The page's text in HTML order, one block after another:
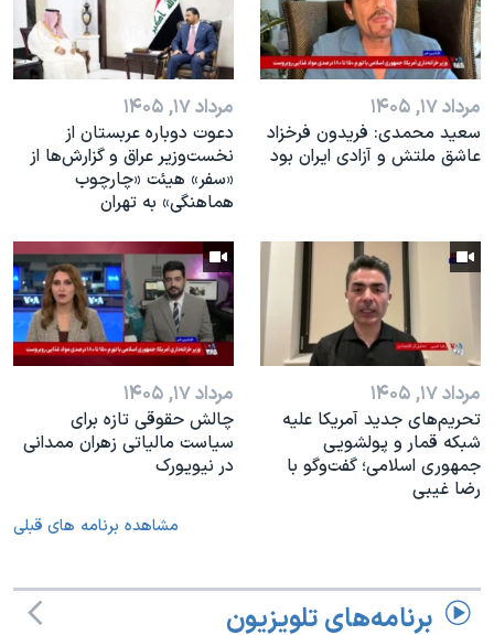
مرداد ۱۷, ۱۴۰۵
سعید محمدی: فریدون فرخزاد
عاشق ملتش و آزادی ایران بود
مرداد ۱۷, ۱۴۰۵
دعوت دوباره عربستان از
نخست‌وزیر عراق و گزارش‌ها از
«سفر» هیئت «چارچوب
هماهنگی» به تهران
مرداد ۱۷, ۱۴۰۵
تحریم‌های جدید آمریکا علیه
شبکه قمار و پولشویی
جمهوری اسلامی؛ گفت‌وگو با
رضا غیبی
مرداد ۱۷, ۱۴۰۵
چالش حقوقی تازه برای
سیاست مالیاتی زهران ممدانی
در نیویورک
مشاهده برنامه های قبلی
برنامه‌های تلویزیون